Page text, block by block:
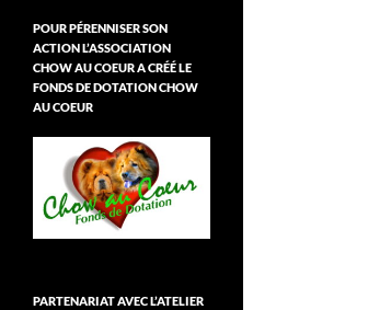
POUR PÉRENNISER SON
ACTION L’ASSOCIATION
CHOW AU COEUR A CRÉÉ LE
FONDS DE DOTATION CHOW
AU COEUR
PARTENARIAT AVEC L’ATELIER